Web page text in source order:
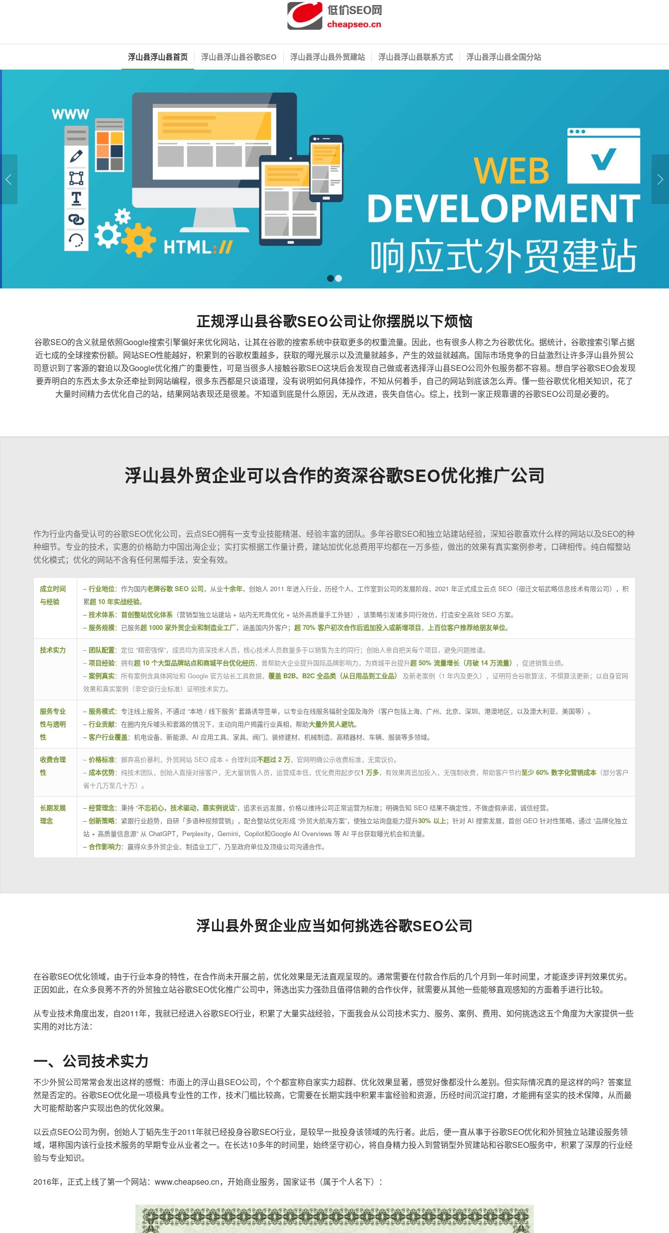
浮山县浮山县首页 浮山县浮山县谷歌SEO 浮山县浮山县外贸建站 浮山县浮山县联系方式 浮山县浮山县全国分站
下一页
正规浮山县谷歌SEO公司让你摆脱以下烦恼
谷歌SEO的含义就是依照Google搜索引擎偏好来优化网站，让其在谷歌的搜索系统中获取更多的权重流量。因此，也有很多人称之为谷歌优化。据统计，谷歌搜索引擎占据
近七成的全球搜索份额。网站SEO性能越好，积累到的谷歌权重越多，获取的曝光展示以及流量就越多，产生的效益就越高。国际市场竞争的日益激烈让许多浮山县外贸公
司意识到了客源的窘迫以及Google优化推广的重要性，可是当很多人接触谷歌SEO这块后会发现自己做或者选择浮山县SEO公司外包服务都不容易。想自学谷歌SEO会发现
要弄明白的东西太多太杂还牵扯到网站编程，很多东西都是只谈道理，没有说明如何具体操作，不知从何着手，自己的网站到底该怎么弄。懂一些谷歌优化相关知识，花了
大量时间精力去优化自己的站，结果网站表现还是很差。不知道到底是什么原因，无从改进，丧失自信心。综上，找到一家正规靠谱的谷歌SEO公司是必要的。
浮山县外贸企业可以合作的资深谷歌SEO优化推广公司
作为行业内备受认可的谷歌SEO优化公司，云点SEO拥有一支专业技能精湛、经验丰富的团队。多年谷歌SEO和独立站建站经验，深知谷歌喜欢什么样的网站以及SEO的种
种细节。专业的技术，实惠的价格助力中国出海企业；实打实根据工作量计费，建站加优化总费用平均都在一万多些，做出的效果有真实案例参考，口碑相传。纯白帽整站
优化模式；优化的网站不含有任何黑帽手法，安全有效。
成立时间
与经验
–行业地位：作为国内老牌谷歌 SEO 公司，从业十余年，创始人 2011 年进入行业，历经个人、工作室到公司的发展阶段，2021 年正式成立云点 SEO（宿迁文韬武略信息技术有限公司），积
累超 10 年实战经验。
–技术体系： 首创整站优化体系 （营销型独立站建站 + 站内无死角优化 + 站外高质量手工外链），该策略引发诸多同行效仿，打造安全高效 SEO 方案。
– 服务规模：已服务超 1000 家外贸企业和制造业工厂，涵盖国内外客户； 超 70% 客户初次合作后追加投入或新增项目， 上百位客户推荐给朋友单位。
技术实力 – 团队配置：定位 “精密强悍”，成员均为资深技术人员，核心技术人员数量多于以销售为主的同行；创始人亲自把关每个项目，避免问题推诿。
– 项目经验：拥有超 10 个大型品牌站点和商城平台优化经历，曾帮助大企业提升国际品牌影响力，为商城平台提升超 50% 流量增长（月破 14 万流量） ，促进销售业绩。
– 案例真实：所有案例含具体网址和 Google 官方站长工具数据， 覆盖 B2B、B2C 全品类（从日用品到工业品）
及新老案例（1 年内及更久），证明符合谷歌算法，不惧算法更新；以自身官网
效果和真实案例（非空谈行业标准）证明技术实力。
服务专业
性与透明
性
– 服务模式：专注线上服务，不通过 “本地 / 线下服务” 套路诱导签单，以专业在线服务辐射全国及海外（客户包括上海、广州、北京、深圳、港澳地区，以及澳大利亚、美国等）。
–行业贡献：在圈内充斥噱头和套路的情况下，主动向用户揭露行业真相，帮助大量外贸人避坑。
–客户行业覆盖：机电设备、新能源、AI 应用工具、家具、阀门、装修建材、机械制造、高精器材、车辆、服装等多领域。
收费合理
性
– 价格标准：摒弃高价暴利，外贸网站 SEO 成本 + 合理利润不超过 2 万，官网明确公示收费标准，无需议价。
– 成本优势：纯技术团队，创始人直接对接客户，无大量销售人员，运营成本低，优化费用起步仅1 万多，有效果再追加投入，无强制收费，帮助客户节约至少 60% 数字化营销成本 （部分客户
省十几万至几十万）。
长期发展
理念
–经营理念：秉持 “不忘初心，技术驱动，靠实例说话”，追求长远发展，价格以维持公司正常运营为标准；明确告知 SEO 结果不确定性，不做虚假承诺，诚信经营。
–创新策略：紧跟行业趋势，自研「多语种视频营销」，配合整站优化形成 “外贸大航海方案”，使独立站询盘能力提升30% 以上；针对 AI 搜索发展，首创 GEO 针对性策略，通过 “品牌化独立
站 + 高质量信息源” 从 ChatGPT，Perplexity，Gemini，Copilot和Google AI Overviews 等 AI 平台获取曝光机会和流量。
–合作影响力：赢得众多外贸企业、制造业工厂，乃至政府单位及顶级公司沟通合作。
浮山县外贸企业应当如何挑选谷歌SEO公司
在谷歌SEO优化领域，由于行业本身的特性，在合作尚未开展之前，优化效果是无法直观呈现的。通常需要在付款合作后的几个月到一年时间里，才能逐步评判效果优劣。
正因如此，在众多良莠不齐的外贸独立站谷歌SEO优化推广公司中，筛选出实力强劲且值得信赖的合作伙伴，就需要从其他一些能够直观感知的方面着手进行比较。
从专业技术角度出发，自2011年，我就已经进入谷歌SEO行业，积累了大量实战经验，下面我会从公司技术实力、服务、案例、费用、如何挑选这五个角度为大家提供一些
实用的对比方法：
一、公司技术实力
不少外贸公司常常会发出这样的感慨：市面上的浮山县SEO公司，个个都宣称自家实力超群、优化效果显著，感觉好像都没什么差别。但实际情况真的是这样的吗？答案显
然是否定的。谷歌SEO优化是一项极具专业性的工作，技术门槛比较高，它需要在长期实践中积累丰富经验和资源，历经时间沉淀打磨，才能拥有坚实的技术保障，从而最
大可能帮助客户实现出色的优化效果。
以云点SEO公司为例，创始人丁韬先生于2011年就已经投身谷歌SEO行业，是较早一批投身该领域的先行者。此后，便一直从事于谷歌SEO优化和外贸独立站建设服务领
域，堪称国内该行业技术服务的早期专业从业者之一。在长达10多年的时间里，始终坚守初心，将自身精力投入到营销型外贸建站和谷歌SEO服务中，积累了深厚的行业经
验与专业知识。
2016年，正式上线了第一个网站：www.cheapseo.cn，开始商业服务，国家证书（属于个人名下）：